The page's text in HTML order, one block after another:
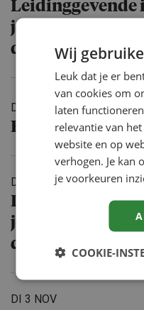
Leidingge­vende
je moet weten
dossierop­bouw
DO 22 OKT
Basis
DO 29 OKT
Leidingge­vende
je moet weten
dossierop­bouw
DI 3 NOV
Wij
Leuk dat je er
van cookies om
laten
relevantie van
website en op
verhogen. Je kan
je voorkeuren
COOKIE-